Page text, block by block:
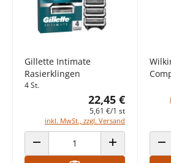
Gillette Intimate
Rasierklingen
4 St.
22,45 €
5,61 €/1 st
inkl. MwSt., zzgl. Versand
ANZAHL VERRINGERN ANZAHL